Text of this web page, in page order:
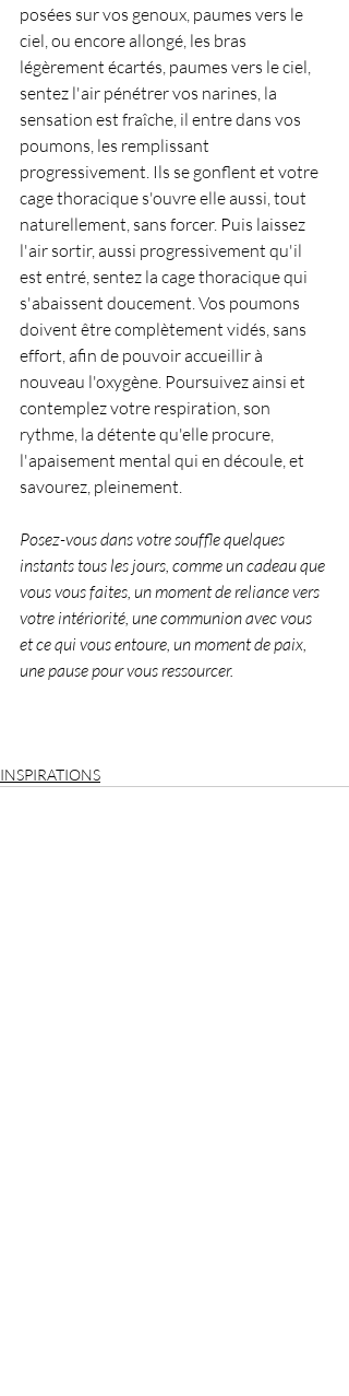
posées sur vos genoux, paumes vers le
ciel, ou encore allongé, les bras
légèrement écartés, paumes vers le ciel,
sentez l'air pénétrer vos narines, la
sensation est fraîche, il entre dans vos
poumons, les remplissant
progressivement. Ils se gonflent et votre
cage thoracique s'ouvre elle aussi, tout
naturellement, sans forcer. Puis laissez
l'air sortir, aussi progressivement qu'il
est entré, sentez la cage thoracique qui
s'abaissent doucement. Vos poumons
doivent être complètement vidés, sans
effort, afin de pouvoir accueillir à
nouveau l'oxygène. Poursuivez ainsi et
contemplez votre respiration, son
rythme, la détente qu'elle procure,
l'apaisement mental qui en découle, et
savourez, pleinement.
Posez-vous dans votre souffle quelques
instants tous les jours, comme un cadeau que
vous vous faites, un moment de reliance vers
votre intériorité, une communion avec vous
et ce qui vous entoure, un moment de paix,
une pause pour vous ressourcer.
INSPIRATIONS